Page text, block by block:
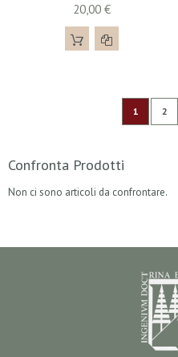
20,00 €
1 2
Confronta Prodotti
Non ci sono articoli da confrontare.